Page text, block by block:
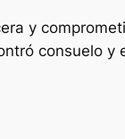
y
consuelo y